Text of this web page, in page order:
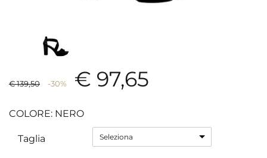
€ 139,50 -30% € 97,65
COLORE: NERO
Taglia Seleziona